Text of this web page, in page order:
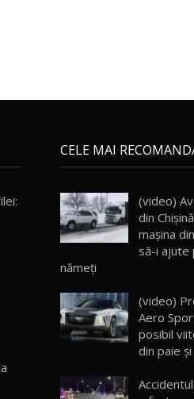
CELE MAI
(video)
din
maşina
să-i ajute
nămeţi
(video)
Aero
posibil
din paie